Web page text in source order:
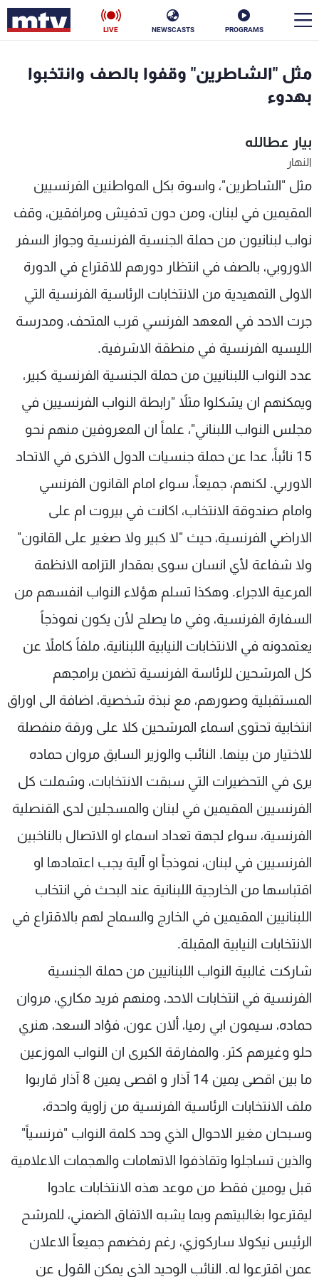
PROGRAMS
NEWSCASTS
LIVE
مثل "الشاطرين" وقفوا بالصف وانتخبوا
بهدوء
بيار عطالله
النهار
مثل "الشاطرين"، واسوة بكل المواطنين الفرنسيين
المقيمين في لبنان، ومن دون تدفيش ومرافقين، وقف
نواب لبنانيون من حملة الجنسية الفرنسية وجواز السفر
الاوروبي، بالصف في انتظار دورهم للاقتراع في الدورة
الاولى التمهيدية من الانتخابات الرئاسية الفرنسية التي
جرت الاحد في المعهد الفرنسي قرب المتحف، ومدرسة
الليسيه الفرنسية في منطقة الاشرفية.
عدد النواب اللبنانيين من حملة الجنسية الفرنسية كبير،
ويمكنهم ان يشكلوا مثلاً "رابطة النواب الفرنسيين في
مجلس النواب اللبناني"، علماً ان المعروفين منهم نحو
15 نائباً، عدا عن حملة جنسيات الدول الاخرى في الاتحاد
الاوربي. لكنهم، جميعاً، سواء امام القانون الفرنسي
وامام صندوقة الانتخاب، اكانت في بيروت ام على
الاراضي الفرنسية، حيث "لا كبير ولا صغير على القانون"
ولا شفاعة لأي انسان سوى بمقدار التزامه الانظمة
المرعية الاجراء. وهكذا تسلم هؤلاء النواب انفسهم من
السفارة الفرنسية، وفي ما يصلح لأن يكون نموذجاً
يعتمدونه في الانتخابات النيابية اللبنانية، ملفاً كاملاً عن
كل المرشحين للرئاسة الفرنسية تضمن برامجهم
المستقبلية وصورهم، مع نبذة شخصية، اضافة الى اوراق
انتخابية تحتوى اسماء المرشحين كلا على ورقة منفصلة
للاختيار من بينها. النائب والوزير السابق مروان حماده
يرى في التحضيرات التي سبقت الانتخابات، وشملت كل
الفرنسيين المقيمين في لبنان والمسجلين لدى القنصلية
الفرنسية، سواء لجهة تعداد اسماء او الاتصال بالناخبين
الفرنسيين في لبنان، نموذجاً او آلية يجب اعتمادها او
اقتباسها من الخارجية اللبنانية عند البحث في انتخاب
اللبنانيين المقيمين في الخارج والسماح لهم بالاقتراع في
الانتخابات النيابية المقبلة.
شاركت غالبية النواب اللبنانيين من حملة الجنسية
الفرنسية في انتخابات الاحد، ومنهم فريد مكاري، مروان
حماده، سيمون ابي رميا، ألان عون، فؤاد السعد، هنري
حلو وغيرهم كثر. والمفارقة الكبرى ان النواب الموزعين
ما بين اقصى يمين 14 آذار و اقصى يمين 8 آذار قاربوا
ملف الانتخابات الرئاسية الفرنسية من زاوية واحدة،
وسبحان مغير الاحوال الذي وحد كلمة النواب "فرنسياً"
والذين تساجلوا وتقاذفوا الاتهامات والهجمات الاعلامية
قبل يومين فقط من موعد هذه الانتخابات عادوا
ليقترعوا بغالبيتهم وبما يشبه الاتفاق الضمني، للمرشح
الرئيس نيكولا ساركوزي، رغم رفضهم جميعاً الاعلان
عمن اقترعوا له. النائب الوحيد الذي يمكن القول عن
الأخبار
إقتصاد
منوعات رياضة
البرامج
جدول البرامج
شاهد البرامج
الترددات
عن MTV
لاعلاناتكم
وظائف
شروط الإسـتخدام